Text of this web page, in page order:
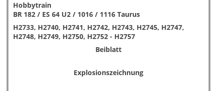
Hobbytrain
BR 182 / ES 64 U2 / 1016 / 1116 Taurus
H2733, H2740, H2741, H2742, H2743, H2745, H2747,
H2748, H2749, H2750, H2752 - H2757
Beiblatt
Explosionszeichnung